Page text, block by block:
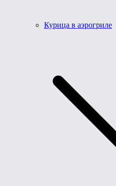
Курица в аэрогриле